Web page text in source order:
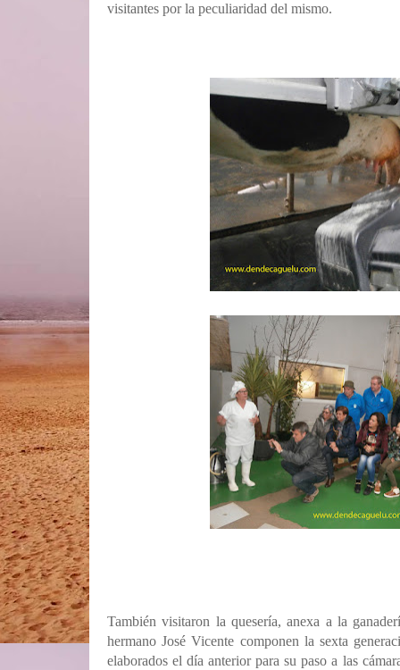
visitantes por la peculiaridad del mismo.
También visitaron la quesería, anexa a la
hermano José Vicente componen la sexta
elaborados el día anterior para su paso a las